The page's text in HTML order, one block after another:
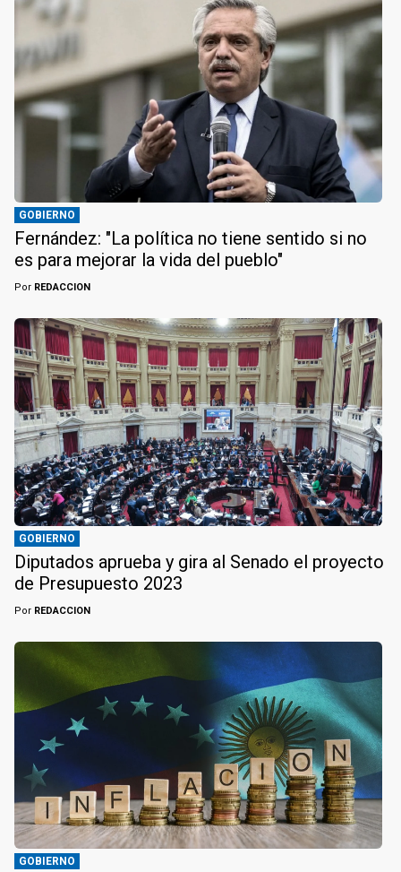
GOBIERNO
Fernández: "La política no tiene sentido si no
es para mejorar la vida del pueblo"
Por REDACCION
GOBIERNO
Diputados aprueba y gira al Senado el proyecto
de Presupuesto 2023
Por REDACCION
GOBIERNO